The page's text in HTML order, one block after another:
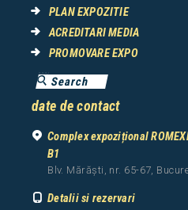
PLAN EXPOZITIE
ACREDITARI MEDIA
PROMOVARE EXPO
date de contact
Complex expozițional
B1
Blv. Mărăști, nr. 65-67,
Detalii si rezervari